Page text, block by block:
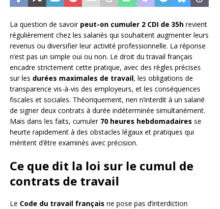
La question de savoir peut-on cumuler 2 CDI de 35h revient
régulièrement chez les salariés qui souhaitent augmenter leurs
revenus ou diversifier leur activité professionnelle. La réponse
n’est pas un simple oui ou non. Le droit du travail français
encadre strictement cette pratique, avec des règles précises
sur les durées maximales de travail, les obligations de
transparence vis-à-vis des employeurs, et les conséquences
fiscales et sociales. Théoriquement, rien n’interdit à un salarié
de signer deux contrats à durée indéterminée simultanément.
Mais dans les faits, cumuler 70 heures hebdomadaires se
heurte rapidement à des obstacles légaux et pratiques qui
méritent d’être examinés avec précision.
Ce que dit la loi sur le cumul de
contrats de travail
Le Code du travail français ne pose pas d’interdiction